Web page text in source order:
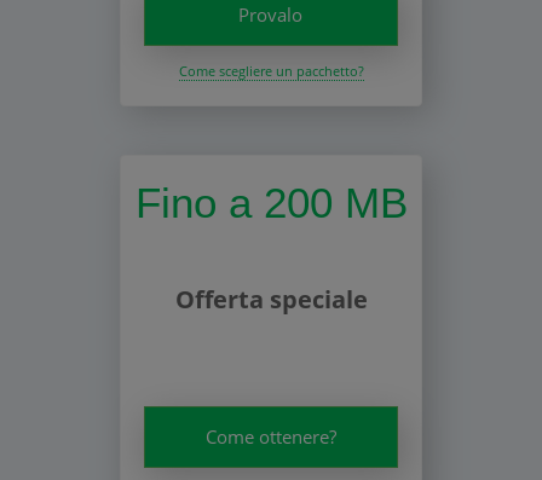
Provalo
Come scegliere un pacchetto?
Fino a 200 MB
Offerta speciale
Come ottenere?